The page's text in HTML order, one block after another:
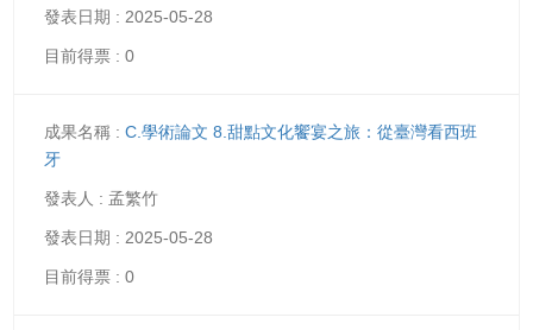
2025-05-28
0
C.學術論文 8.甜點文化饗宴之旅：從臺灣看西班
牙
孟繁竹
2025-05-28
0